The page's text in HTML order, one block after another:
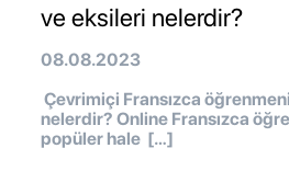
ve eksileri nelerdir?
08.08.2023
Çevrimiçi Fransızca
nelerdir? Online Fransızca
popüler hale […]